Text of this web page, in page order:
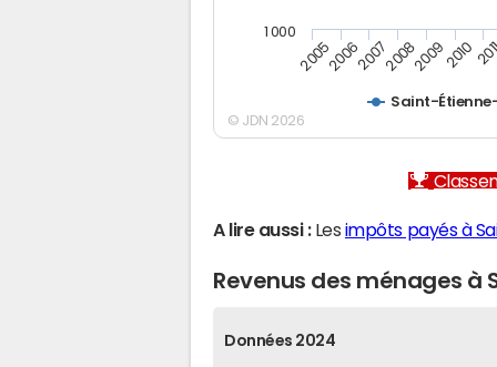
Saint-
200520062007200820092010
1 000
© JDN 2026
A lire aussi :Les impôts payés à
Revenus des ménages
Données 2024